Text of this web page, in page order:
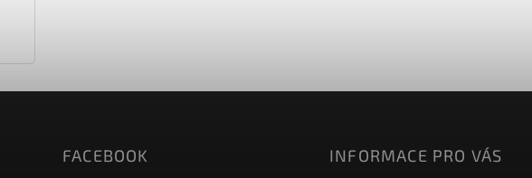
FACEBOOK INFORMACE PRO VÁS